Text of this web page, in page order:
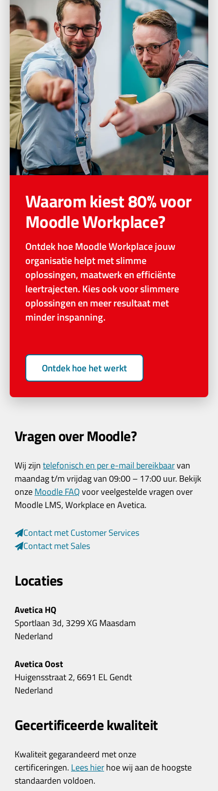
Waarom kiest 80% voor
Moodle Workplace?
Ontdek hoe Moodle Workplace jouw
organisatie helpt met slimme
oplossingen, maatwerk en efficiënte
leertrajecten. Kies ook voor slimmere
oplossingen en meer resultaat met
minder inspanning.
Ontdek hoe het werkt
Vragen over Moodle?
Wij zijntelefonisch en per e-mail bereikbaarvan
maandag t/m vrijdag van 09:00 – 17:00 uur. Bekijk
onzeMoodle FAQvoor veelgestelde vragen over
Moodle LMS, Workplace en Avetica.
Contact met Customer Services
Contact met Sales
Locaties
Avetica HQ
Sportlaan 3d, 3299 XG Maasdam
Nederland
Avetica Oost
Huigensstraat 2, 6691 EL Gendt
Nederland
Gecertificeerde kwaliteit
Kwaliteit gegarandeerd met onze
certificeringen. Lees hierhoe wij aan de hoogste
standaarden voldoen.